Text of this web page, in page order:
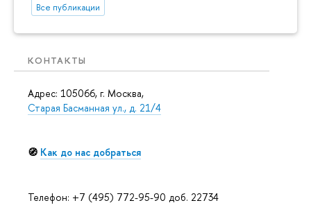
Все публикации
КОНТАКТЫ
Адрес: 105066, г. Москва,
Старая Басманная ул., д. 21/4
🧭 Как до нас добраться
Телефон: +7 (495) 772-95-90 доб. 22734